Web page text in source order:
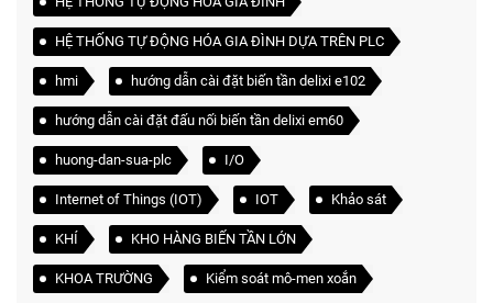
HỆ THỐNG TỰ ĐỘNG HÓA GIA ĐÌNH DỰA TRÊN PLC
hmi hướng dẫn cài đặt biến tần delixi e102
hướng dẫn cài đặt đấu nối biến tần delixi em60
huong-dan-sua-plc I/O
Internet of Things (IOT) IOT Khảo sát
KHÍ KHO HÀNG BIẾN TẦN LỚN
KHOA TRƯỜNG Kiểm soát mô-men xoắn